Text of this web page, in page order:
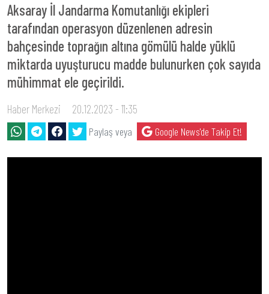
Aksaray İl Jandarma Komutanlığı ekipleri
tarafından operasyon düzenlenen adresin
bahçesinde toprağın altına gömülü halde yüklü
miktarda uyuşturucu madde bulunurken çok sayıda
mühimmat ele geçirildi.
Haber Merkezi 20.12.2023 - 11:35
Paylaş veya Google News'de Takip Et!